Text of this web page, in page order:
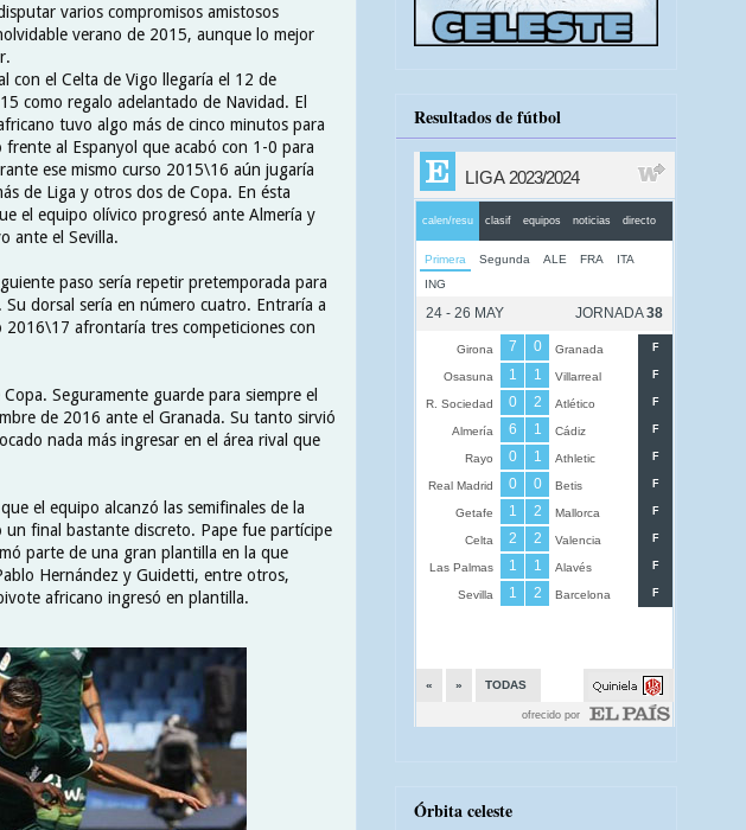
varios compromisos amistosos
verano de 2015, aunque lo mejor
con el Celta de Vigo llegaría el 12 de
como regalo adelantado de Navidad. El
tuvo algo más de cinco minutos para
al Espanyol que acabó con 1-0 para
ese mismo curso 2015\16 aún jugaría
de Liga y otros dos de Copa. En ésta
el equipo olívico progresó ante Almería y
ante el Sevilla.
paso sería repetir pretemporada para
dorsal sería en número cuatro. Entraría a
afrontaría tres competiciones con
Seguramente guarde para siempre el
de 2016 ante el Granada. Su tanto sirvió
nada más ingresar en el área rival que
el equipo alcanzó las semifinales de la
un final bastante discreto. Pape fue partícipe
parte de una gran plantilla en la que
Hernández y Guidetti, entre otros,
africano ingresó en plantilla.
Resultados de fútbol
Órbita celeste